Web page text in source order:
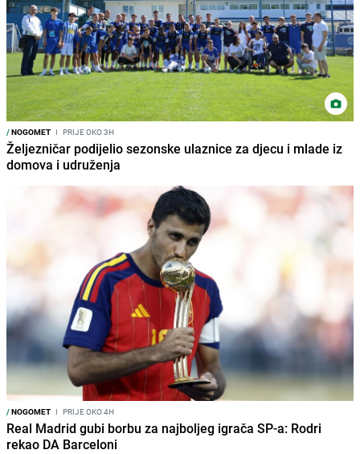
/NOGOMET I PRIJE OKO 3H
Željezničar podijelio sezonske ulaznice za djecu i mlade iz
domova i udruženja
/NOGOMET I PRIJE OKO 4H
Real Madrid gubi borbu za najboljeg igrača SP-a: Rodri
rekao DA Barceloni